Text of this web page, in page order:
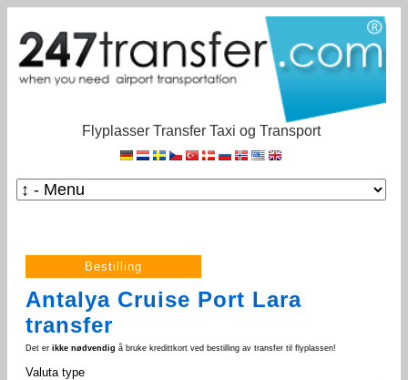
Flyplasser Transfer Taxi og Transport
Antalya Cruise Port Lara
transfer
Det er ikke nødvendig å bruke kredittkort ved bestilling av transfer til flyplassen!
Valuta type